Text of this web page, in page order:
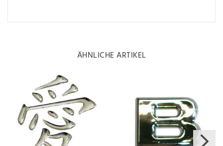
ÄHNLICHE ARTIKEL